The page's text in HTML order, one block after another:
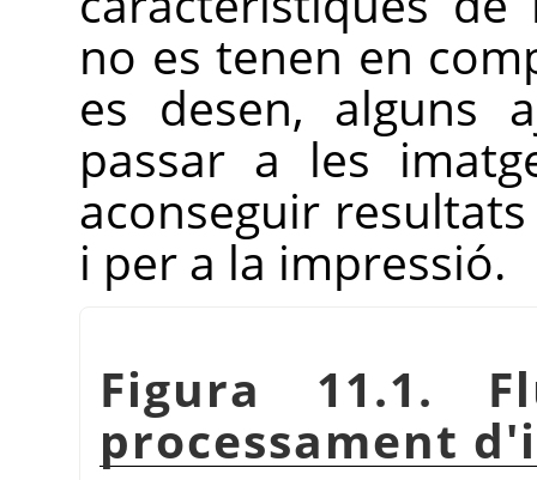
no es tenen en
es desen, alguns
passar a les
aconseguir
i per a la impressió.
Figura 11.1.
processament